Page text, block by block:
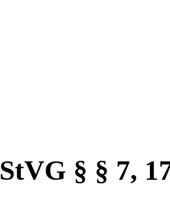
StVG § § 7,